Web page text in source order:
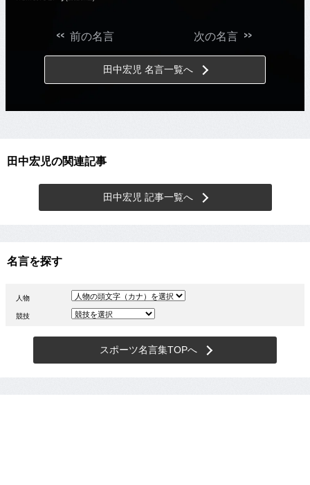
<< 前の名言 次の名言>>
田中宏児 名言一覧へ
田中宏児の関連記事
田中宏児 記事一覧へ
名言を探す
人物
競技
スポーツ名言集TOPへ